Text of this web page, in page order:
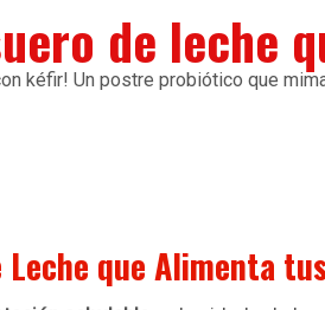
de leche
kéfir! Un postre probiótico que
Leche que Alimenta